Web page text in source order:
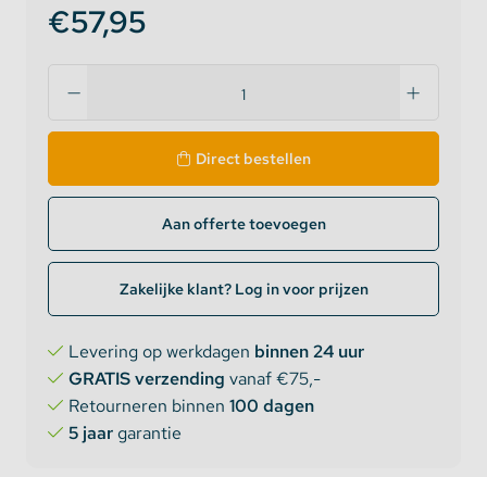
€57,95
Direct bestellen
Aan offerte toevoegen
Zakelijke klant? Log in voor prijzen
Levering op werkdagen binnen 24 uur
GRATIS verzending vanaf €75,-
Retourneren binnen 100 dagen
5 jaargarantie